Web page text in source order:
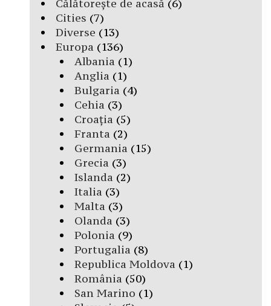
Călătorește de acasă (6)
Cities (7)
Diverse (13)
Europa (136)
Albania (1)
Anglia (1)
Bulgaria (4)
Cehia (3)
Croația (5)
Franta (2)
Germania (15)
Grecia (3)
Islanda (2)
Italia (3)
Malta (3)
Olanda (3)
Polonia (9)
Portugalia (8)
Republica Moldova (1)
România (50)
San Marino (1)